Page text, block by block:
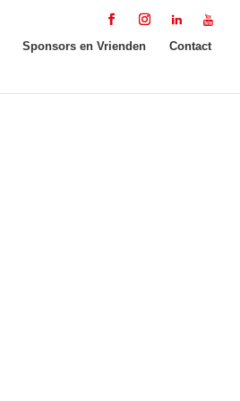
Sponsors en Vrienden Contact